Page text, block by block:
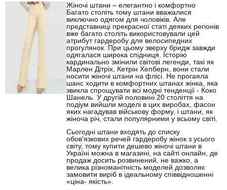
Жіночі штани – елегантно і комфортно
Багато століть тому штани вважалися
виключно одягом для чоловіків. Але
представниці прекрасної статі деяких регіонів
вже багато століть використовували цей
атрибут гардеробу для велосипедних
прогулянок. При цьому зверху бридж завжди
одягалася широка спідниця. Історію
кардинально змінили світові легенди, такі як
Марлен Дітріх, Кетрін Хепберн, вони стали
носити жіночі штани на флісі. Не прогаяла
шанс ходити в комфортних штанах жінка, яка
звикла спрощувати всі модні тенденції - Коко
Шанель. У другій половині 20 століття на
подіум вийшли моделі в цих виробах, фасон
яких нагадував військову форму, і штани, як
жіноча річ, стали популярними у всьому світі.
Сьогодні штани входять до списку
обов'язкових речей гардеробу жінок з усього
світу, тому купити дешево жіночі штани в
Україні можна в магазині, на сайті онлайн, де
продаж досить розвинений, не важко, а
велика різноманітність моделей дозволяє
замовити виріб в ідеальному співвідношенні
«ціна- якість».